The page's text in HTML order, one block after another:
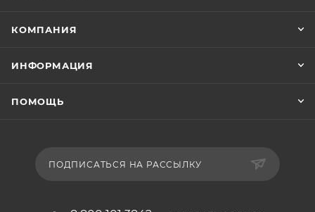
КОМПАНИЯ
ИНФОРМАЦИЯ
ПОМОЩЬ
ПОДПИСАТЬСЯ НА РАССЫЛКУ